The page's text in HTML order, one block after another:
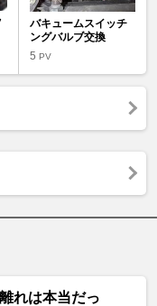
バキュームスイッチ
ングバルブ交換
5 PV
れは本当だっ